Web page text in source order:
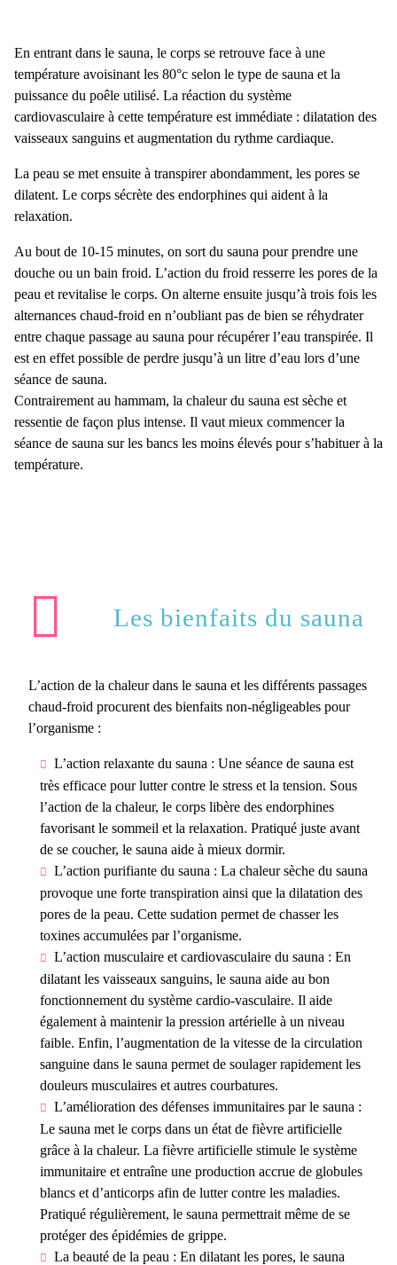
En entrant dans le sauna, le corps se retrouve face à une
température avoisinant les 80°c selon le type de sauna et la
puissance du poêle utilisé. La réaction du système
cardiovasculaire à cette température est immédiate : dilatation des
vaisseaux sanguins et augmentation du rythme cardiaque.
La peau se met ensuite à transpirer abondamment, les pores se
dilatent. Le corps sécrète des endorphines qui aident à la
relaxation.
Au bout de 10-15 minutes, on sort du sauna pour prendre une
douche ou un bain froid. L’action du froid resserre les pores de la
peau et revitalise le corps. On alterne ensuite jusqu’à trois fois les
alternances chaud-froid en n’oubliant pas de bien se réhydrater
entre chaque passage au sauna pour récupérer l’eau transpirée. Il
est en effet possible de perdre jusqu’à un litre d’eau lors d’une
séance de sauna.
Contrairement au hammam, la chaleur du sauna est sèche et
ressentie de façon plus intense. Il vaut mieux commencer la
séance de sauna sur les bancs les moins élevés pour s’habituer à la
température.
Les bienfaits du sauna
L’action de la chaleur dans le sauna et les différents passages
chaud-froid procurent des bienfaits non-négligeables pour
l’organisme :
L’action relaxante du sauna : Une séance de sauna est
très efficace pour lutter contre le stress et la tension. Sous
l’action de la chaleur, le corps libère des endorphines
favorisant le sommeil et la relaxation. Pratiqué juste avant
de se coucher, le sauna aide à mieux dormir.
L’action purifiante du sauna : La chaleur sèche du sauna
provoque une forte transpiration ainsi que la dilatation des
pores de la peau. Cette sudation permet de chasser les
toxines accumulées par l’organisme.
L’action musculaire et cardiovasculaire du sauna : En
dilatant les vaisseaux sanguins, le sauna aide au bon
fonctionnement du système cardio-vasculaire. Il aide
également à maintenir la pression artérielle à un niveau
faible. Enfin, l’augmentation de la vitesse de la circulation
sanguine dans le sauna permet de soulager rapidement les
douleurs musculaires et autres courbatures.
L’amélioration des défenses immunitaires par le sauna :
Le sauna met le corps dans un état de fièvre artificielle
grâce à la chaleur. La fièvre artificielle stimule le système
immunitaire et entraîne une production accrue de globules
blancs et d’anticorps afin de lutter contre les maladies.
Pratiqué régulièrement, le sauna permettrait même de se
protéger des épidémies de grippe.
La beauté de la peau : En dilatant les pores, le sauna